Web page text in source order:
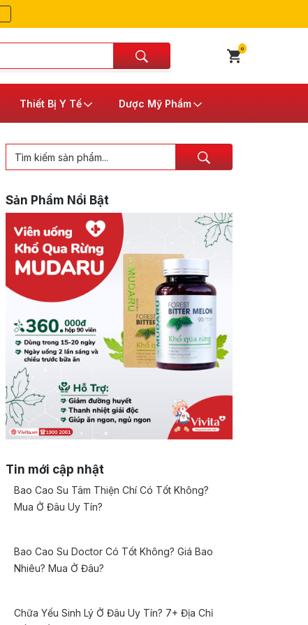
0
Thiết Bị Y Tế Dược Mỹ Phẩm
Sản Phẩm Nổi Bật
Tin mới cập nhật
Bao Cao Su Tâm Thiện Chí Có Tốt Không?
Mua Ở Đâu Uy Tín?
Bao Cao Su Doctor Có Tốt Không? Giá Bao
Nhiêu? Mua Ở Đâu?
Chữa Yếu Sinh Lý Ở Đâu Uy Tín? 7+ Địa Chỉ